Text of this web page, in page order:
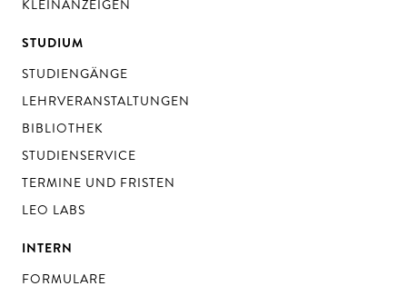
KLEINANZEIGEN
STUDIUM
STUDIENGÄNGE
LEHRVERANSTALTUNGEN
BIBLIOTHEK
STUDIENSERVICE
TERMINE UND FRISTEN
LEO LABS
INTERN
FORMULARE